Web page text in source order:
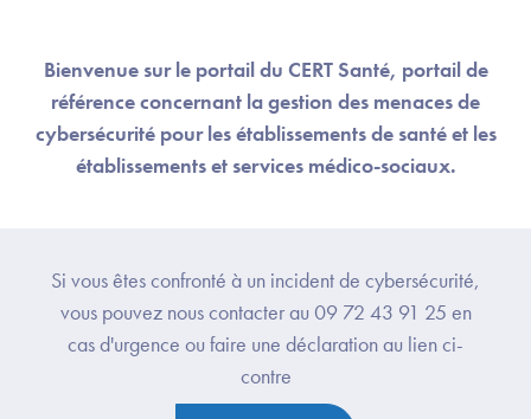
Bienvenue sur le portail du CERT Santé, portail de
référence concernant la gestion des menaces de
cybersécurité pour les établissements de santé et les
établissements et services médico-sociaux.
Si vous êtes confronté à un incident de cybersécurité,
vous pouvez nous contacter au 09 72 43 91 25 en
cas d'urgence ou faire une déclaration au lien ci-
contre